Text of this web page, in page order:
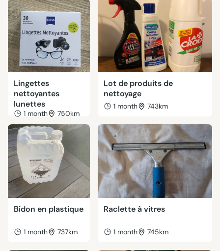
Lingettes
nettoyantes
lunettes
1 month 750km
Lot de produits de
nettoyage
1 month 743km
Bidon en plastique
1 month 737km
Raclette à vitres
1 month 745km